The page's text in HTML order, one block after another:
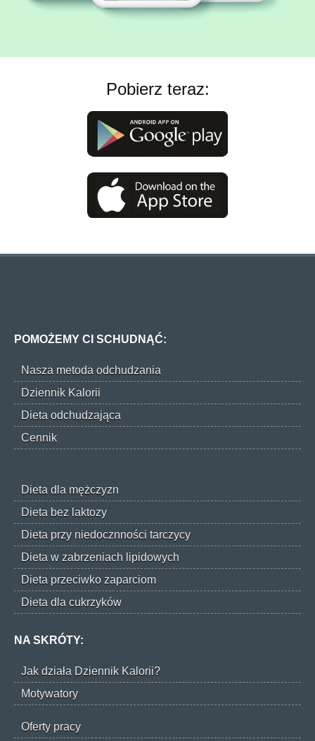
Pobierz teraz:
POMOŻEMY CI SCHUDNĄĆ:
Nasza metoda odchudzania
Dziennik Kalorii
Dieta odchudzająca
Cennik
Dieta dla mężczyzn
Dieta bez laktozy
Dieta przy niedocznności tarczycy
Dieta w zabrzeniach lipidowych
Dieta przeciwko zaparciom
Dieta dla cukrzyków
NA SKRÓTY:
Jak działa Dziennik Kalorii?
Motywatory
Oferty pracy